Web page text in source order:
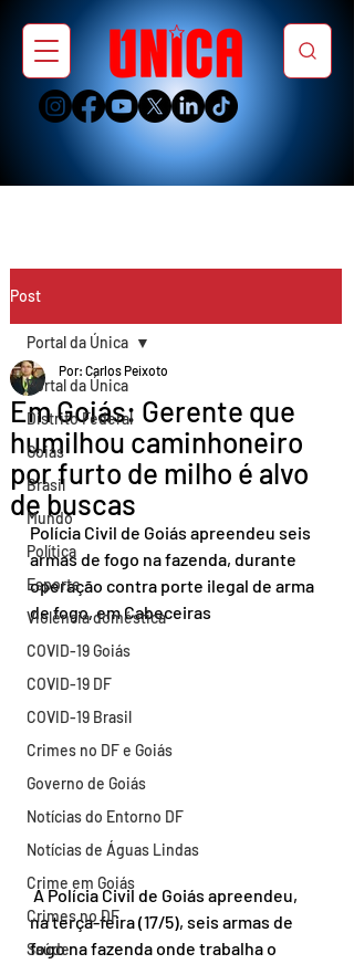
Post
Portal da Única
Distrito Federal
Goiás
Brasil
Mundo
Política
Esporte
Violência doméstica
COVID-19 Goiás
COVID-19 DF
COVID-19 Brasil
Crimes no DF e Goiás
Governo de Goiás
Notícias do Entorno DF
Notícias de Águas Lindas
Crime em Goiás
Crimes no DF
Saúde
Portal da Única
Em Goiás: Gerente que
humilhou caminhoneiro
por furto de milho é alvo
de buscas
Por: Carlos Peixoto
Polícia Civil de Goiás apreendeu seis
armas de fogo na fazenda, durante
operação contra porte ilegal de arma
de fogo, em Cabeceiras
A Polícia Civil de Goiás apreendeu,
na terça-feira (17/5), seis armas de
fogo na fazenda onde trabalha o